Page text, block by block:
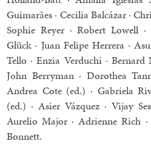
Guimarães · Cecilia Balcázar ·
Sophie Reyer · Robert Lowell
Glück · Juan Felipe Herrera ·
Tello · Enzia Verduchi ·
John Berryman · Dorothea
Andrea Cote (ed.) · Gabriela
(ed.) · Asier Vázquez · Vijay
Aurelio Major · Adrienne Rich
Bonnett.